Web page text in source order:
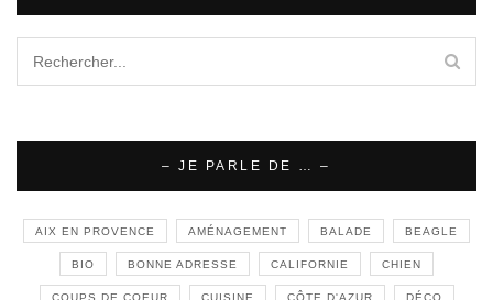
– JE PARLE DE … –
AIX EN PROVENCE AMÉNAGEMENT BALADE BEAGLE
BIO BONNE ADRESSE CALIFORNIE CHIEN
COUPS DE COEUR CUISINE CÔTE D'AZUR DÉCO